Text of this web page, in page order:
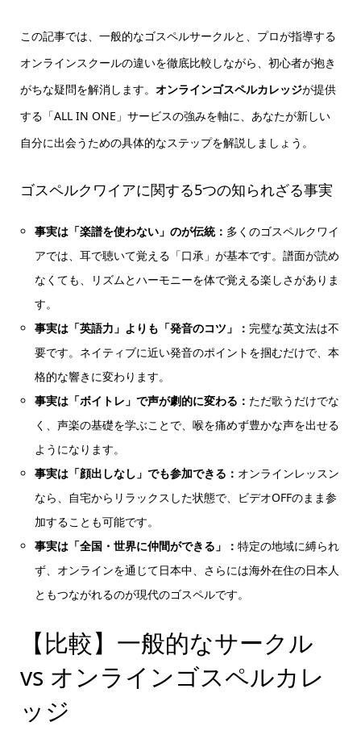
この記事では、一般的なゴスペルサークルと、プロが指導する
オンラインスクールの違いを徹底比較しながら、初心者が抱き
がちな疑問を解消します。 オンラインゴスペルカレッジが提供
する「ALL IN ONE」サービスの強みを軸に、あなたが新しい
自分に出会うための具体的なステップを解説しましょう。
ゴスペルクワイアに関する5つの知られざる事実
事実は「楽譜を使わない」のが伝統： 多くのゴスペルクワイ
アでは、耳で聴いて覚える「口承」が基本です。譜面が読め
なくても、リズムとハーモニーを体で覚える楽しさがありま
す。
事実は「英語力」よりも「発音のコツ」： 完璧な英文法は不
要です。ネイティブに近い発音のポイントを掴むだけで、本
格的な響きに変わります。
事実は「ボイトレ」で声が劇的に変わる： ただ歌うだけでな
く、声楽の基礎を学ぶことで、喉を痛めず豊かな声を出せる
ようになります。
事実は「顔出しなし」でも参加できる： オンラインレッスン
なら、自宅からリラックスした状態で、ビデオOFFのまま参
加することも可能です。
事実は「全国・世界に仲間ができる」：特定の地域に縛られ
ず、オンラインを通じて日本中、さらには海外在住の日本人
ともつながれるのが現代のゴスペルです。
【比較】一般的なサークル
vs オンラインゴスペルカレ
ッジ